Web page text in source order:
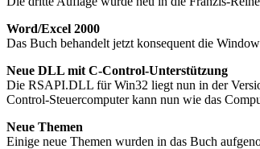
Word/Excel 2000
Das Buch behandelt jetzt konsequent die
Neue DLL mit C-Control-Unterstützung
Die RSAPI.DLL für Win32 liegt nun in der
Control-Steuercomputer kann nun wie das
Neue Themen
Einige neue Themen wurden in das Buch